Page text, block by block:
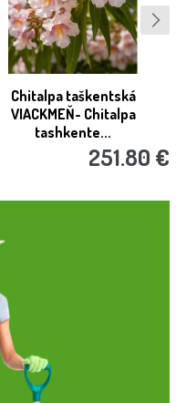
Chitalpa taškentská
VIACKMEŇ- Chitalpa
tashkente...
251.80 €